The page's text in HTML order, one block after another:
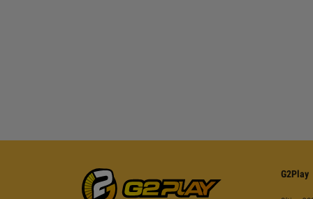
G2Play